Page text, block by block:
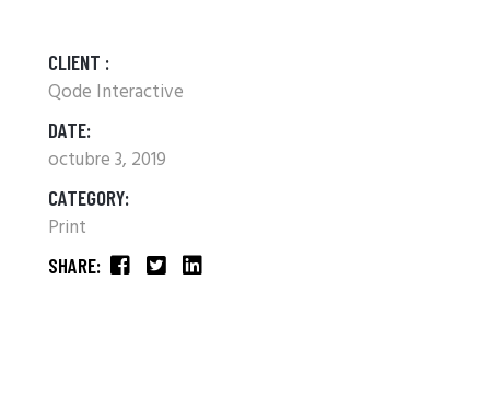
CLIENT :
Qode Interactive
DATE:
octubre 3, 2019
CATEGORY:
Print
SHARE: